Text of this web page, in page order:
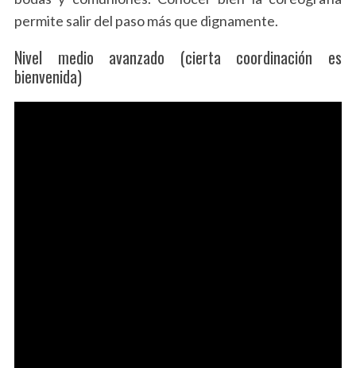
permite salir del paso más que dignamente.
Nivel medio avanzado (cierta coordinación es
bienvenida)